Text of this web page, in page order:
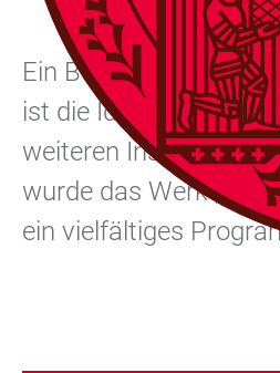
Musikalischer Rahmen:
Ein Buch
ist die Idee der Aktion
weiteren Institutionen
wurde das Werk „Die
ein vielfältiges